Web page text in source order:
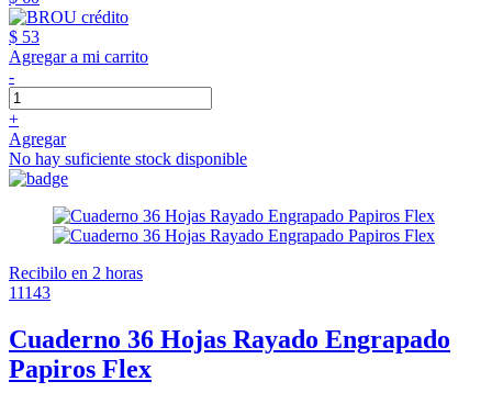
$ 53
Agregar a mi carrito
-
+
Agregar
No hay suficiente stock disponible
Recibilo en 2 horas
11143
Cuaderno 36 Hojas Rayado Engrapado
Papiros Flex